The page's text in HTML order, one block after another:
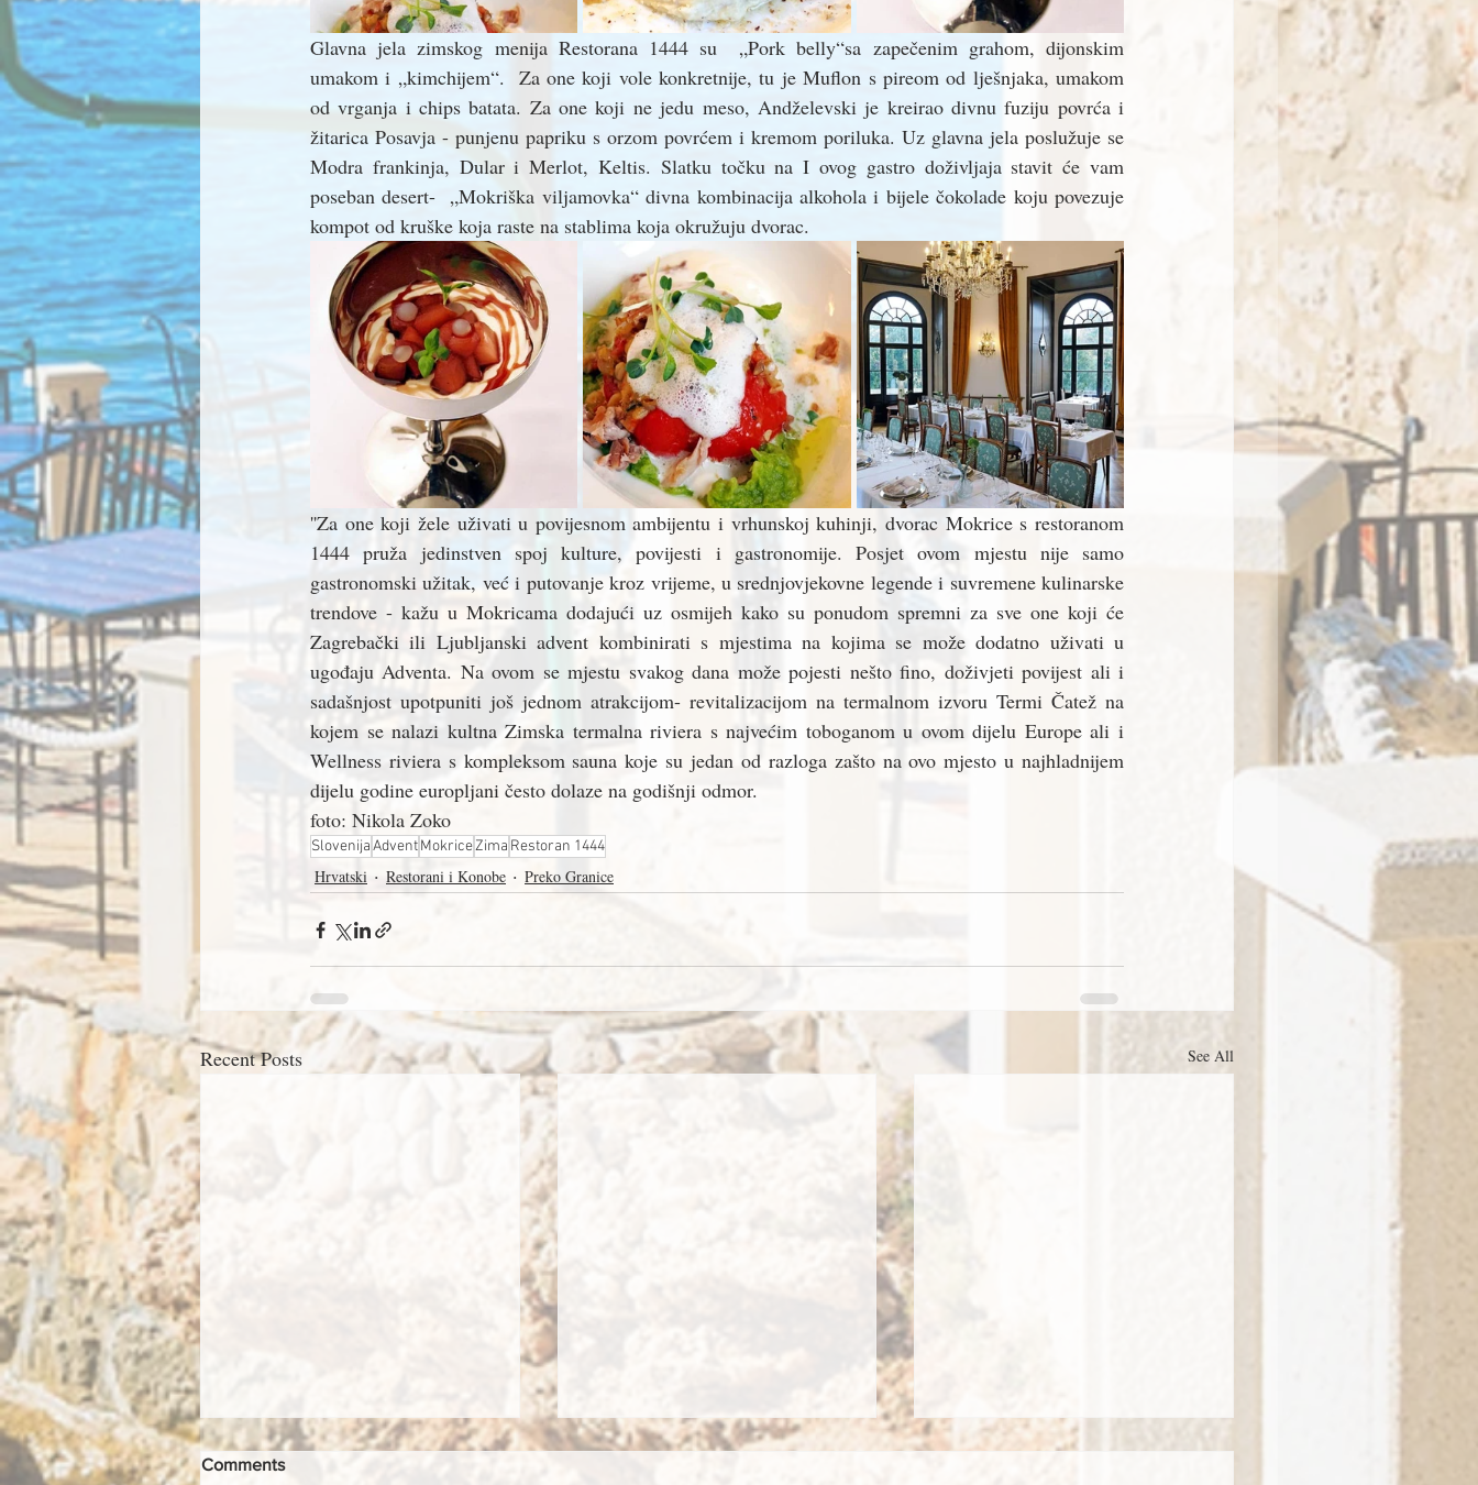
Glavna jela zimskog menija Restorana 1444 su  „Pork belly“sa zapečenim grahom, dijonskim
umakom i „kimchijem“.  Za one koji vole konkretnije, tu je Muflon s pireom od lješnjaka, umakom
od vrganja i chips batata. Za one koji ne jedu meso, Andželevski je kreirao divnu fuziju povrća i
žitarica Posavja - punjenu papriku s orzom povrćem i kremom poriluka. Uz glavna jela poslužuje se
Modra frankinja, Dular i Merlot, Keltis. Slatku točku na I ovog gastro doživljaja stavit će vam
poseban desert-  „Mokriška viljamovka“ divna kombinacija alkohola i bijele čokolade koju povezuje
kompot od kruške koja raste na stablima koja okružuju dvorac.
''Za one koji žele uživati u povijesnom ambijentu i vrhunskoj kuhinji, dvorac Mokrice s restoranom
1444 pruža jedinstven spoj kulture, povijesti i gastronomije. Posjet ovom mjestu nije samo
gastronomski užitak, već i putovanje kroz vrijeme, u srednjovjekovne legende i suvremene kulinarske
trendove - kažu u Mokricama dodajući uz osmijeh kako su ponudom spremni za sve one koji će
Zagrebački ili Ljubljanski advent kombinirati s mjestima na kojima se može dodatno uživati u
ugođaju Adventa. Na ovom se mjestu svakog dana može pojesti nešto fino, doživjeti povijest ali i
sadašnjost upotpuniti još jednom atrakcijom- revitalizacijom na termalnom izvoru Termi Čatež na
kojem se nalazi kultna Zimska termalna riviera s najvećim toboganom u ovom dijelu Europe ali i
Wellness riviera s kompleksom sauna koje su jedan od razloga zašto na ovo mjesto u najhladnijem
dijelu godine europljani često dolaze na godišnji odmor.
foto: Nikola Zoko
SlovenijaAdventMokriceZima Restoran 1444
Hrvatski Restorani i Konobe Preko Granice
Recent Posts See All
Comments